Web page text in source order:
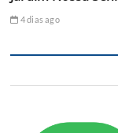
4 dias ago